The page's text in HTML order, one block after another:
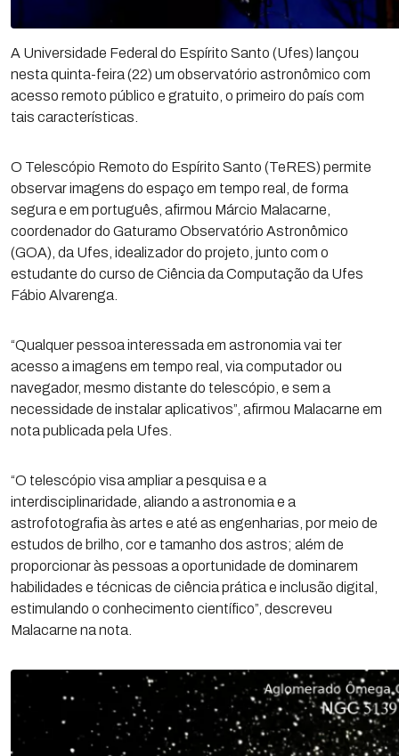
A Universidade Federal do Espírito Santo (Ufes) lançou
nesta quinta-feira (22) um observatório astronômico com
acesso remoto público e gratuito, o primeiro do país com
tais características.
O Telescópio Remoto do Espírito Santo (TeRES) permite
observar imagens do espaço em tempo real, de forma
segura e em português, afirmou Márcio Malacarne,
coordenador do Gaturamo Observatório Astronômico
(GOA), da Ufes, idealizador do projeto, junto com o
estudante do curso de Ciência da Computação da Ufes
Fábio Alvarenga.
“Qualquer pessoa interessada em astronomia vai ter
acesso a imagens em tempo real, via computador ou
navegador, mesmo distante do telescópio, e sem a
necessidade de instalar aplicativos”, afirmou Malacarne em
nota publicada pela Ufes.
“O telescópio visa ampliar a pesquisa e a
interdisciplinaridade, aliando a astronomia e a
astrofotografia às artes e até as engenharias, por meio de
estudos de brilho, cor e tamanho dos astros; além de
proporcionar às pessoas a oportunidade de dominarem
habilidades e técnicas de ciência prática e inclusão digital,
estimulando o conhecimento científico”, descreveu
Malacarne na nota.